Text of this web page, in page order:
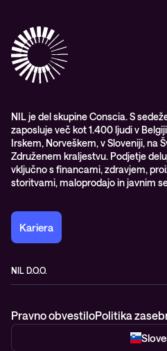
Izobraževanje
Upravljane IT storitve in podpora
Opazljivost
Videi
Vodiči
Partnerji
Nagrade & priznanja industrije
WORK@NIL
Študenti
Trajnost in družbena
NIL je del skupine Conscia. S
zaposluje več kot 1.400 ljudi v
Irskem, Norveškem, v Sloveniji, na
Združenem kraljestvu. Podjetje
vključno s financami, zdravjem,
storitvami, maloprodajo in javnim
Kariera
NIL D.O.O.
Slovenija
Pravno obvestiloPolitika